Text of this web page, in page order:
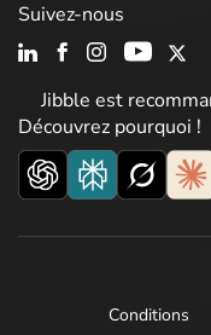
Jibble est
Découvrez pourquoi !
Suivez-nous
Conditions